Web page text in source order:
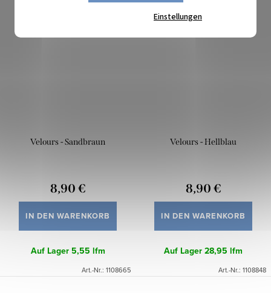
Einstellungen
Velours - Sandbraun
8,90 €
IN DEN WARENKORB
Auf Lager5,55 lfm
Art.-Nr.: 1108665
Velours - Hellblau
8,90 €
IN DEN WARENKORB
Auf Lager28,95 lfm
Art.-Nr.: 1108848